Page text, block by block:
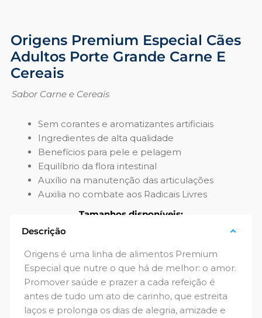
Origens Premium Especial Cães
Adultos Porte Grande Carne E
Cereais
Sabor Carne e Cereais
Sem corantes e aromatizantes artificiais
Ingredientes de alta qualidade
Benefícios para pele e pelagem
Equilíbrio da flora intestinal
Auxílio na manutenção das articulações
Auxilia no combate aos Radicais Livres
Tamanhos disponíveis:
Descrição
Origens é uma linha de alimentos Premium
Especial que nutre o que há de melhor: o amor.
Promover saúde e prazer a cada refeição é
antes de tudo um ato de carinho, que estreita
laços e prolonga os dias de alegria, amizade e